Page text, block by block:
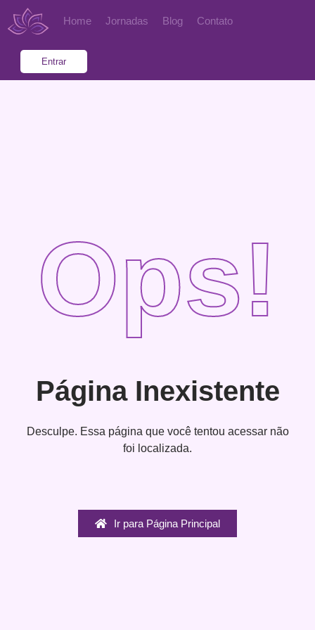
Home Jornadas Blog Contato
Entrar
Ops!
Página Inexistente
Desculpe. Essa página que você tentou acessar não
foi localizada.
Ir para Página Principal